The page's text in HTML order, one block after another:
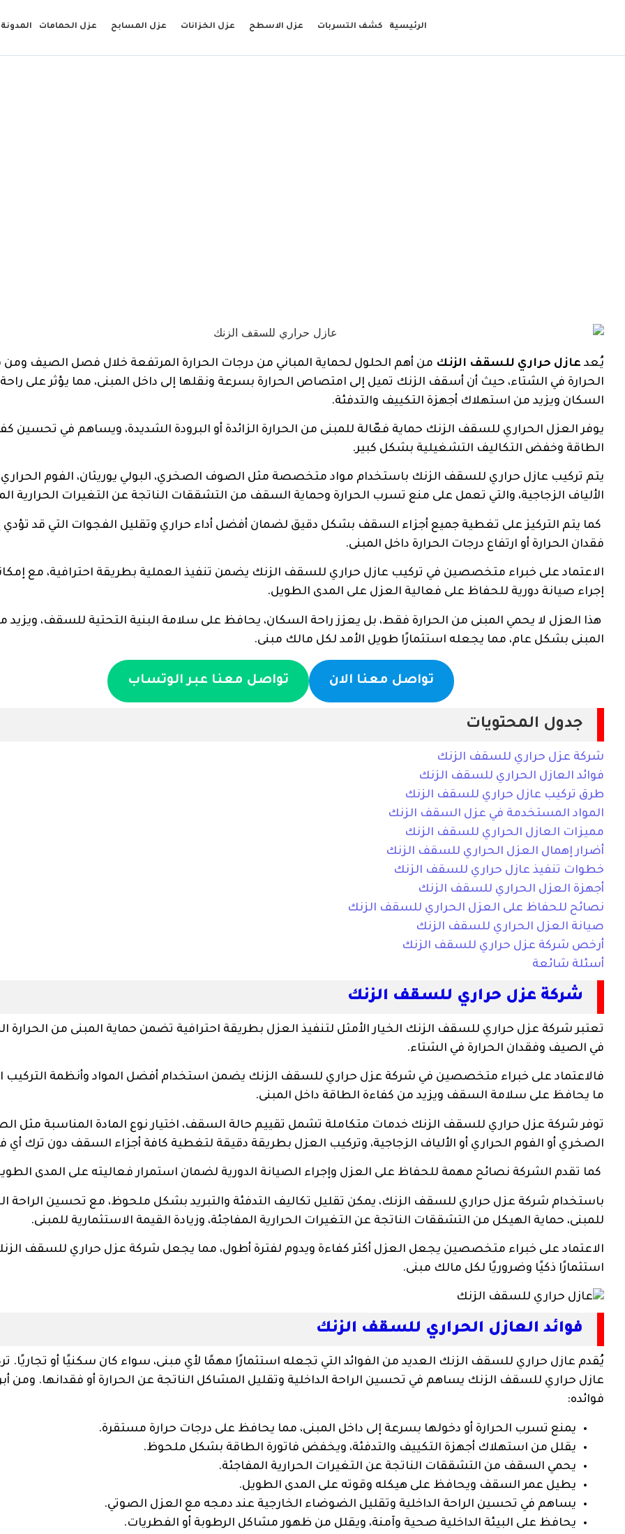
الرئيسية كشف التسربات عزل الاسطح عزل الخزانات عزل المسابح عزل الحمامات المدونة
يُعد عازل حراري للسقف الزنك من أهم الحلول لحماية المباني من درجات الحرارة المرتفعة خلال فصل الصيف ومن
الحرارة في الشتاء، حيث أن أسقف الزنك تميل إلى امتصاص الحرارة بسرعة ونقلها إلى داخل المبنى، مما يؤثر على راحة
السكان ويزيد من استهلاك أجهزة التكييف والتدفئة.
يوفر العزل الحراري للسقف الزنك حماية فعّالة للمبنى من الحرارة الزائدة أو البرودة الشديدة، ويساهم في تحسين
الطاقة وخفض التكاليف التشغيلية بشكل كبير.
يتم تركيب عازل حراري للسقف الزنك باستخدام مواد متخصصة مثل الصوف الصخري، البولي يوريثان، الفوم الحراري،
الألياف الزجاجية، والتي تعمل على منع تسرب الحرارة وحماية السقف من التشققات الناتجة عن التغيرات الحرارية
كما يتم التركيز على تغطية جميع أجزاء السقف بشكل دقيق لضمان أفضل أداء حراري وتقليل الفجوات التي قد تؤدي
فقدان الحرارة أو ارتفاع درجات الحرارة داخل المبنى.
الاعتماد على خبراء متخصصين في تركيب عازل حراري للسقف الزنك يضمن تنفيذ العملية بطريقة احترافية، مع
إجراء صيانة دورية للحفاظ على فعالية العزل على المدى الطويل.
هذا العزل لا يحمي المبنى من الحرارة فقط، بل يعزز راحة السكان، يحافظ على سلامة البنية التحتية للسقف، ويزيد
المبنى بشكل عام، مما يجعله استثمارًا طويل الأمد لكل مالك مبنى.
تواصل معنا الان تواصل معنا عبر الوتساب
جدول المحتويات
شركة عزل حراري للسقف الزنك
فوائد العازل الحراري للسقف الزنك
طرق تركيب عازل حراري للسقف الزنك
المواد المستخدمة في عزل السقف الزنك
مميزات العازل الحراري للسقف الزنك
أضرار إهمال العزل الحراري للسقف الزنك
خطوات تنفيذ عازل حراري للسقف الزنك
أجهزة العزل الحراري للسقف الزنك
نصائح للحفاظ على العزل الحراري للسقف الزنك
صيانة العزل الحراري للسقف الزنك
أرخص شركة عزل حراري للسقف الزنك
أسئلة شائعة
شركة عزل حراري للسقف الزنك
تعتبر شركة عزل حراري للسقف الزنك الخيار الأمثل لتنفيذ العزل بطريقة احترافية تضمن حماية المبنى من الحرارة
في الصيف وفقدان الحرارة في الشتاء.
فالاعتماد على خبراء متخصصين في شركة عزل حراري للسقف الزنك يضمن استخدام أفضل المواد وأنظمة التركيب
ما يحافظ على سلامة السقف ويزيد من كفاءة الطاقة داخل المبنى.
توفر شركة عزل حراري للسقف الزنك خدمات متكاملة تشمل تقييم حالة السقف، اختيار نوع المادة المناسبة مثل
الصخري أو الفوم الحراري أو الألياف الزجاجية، وتركيب العزل بطريقة دقيقة لتغطية كافة أجزاء السقف دون ترك أي
كما تقدم الشركة نصائح مهمة للحفاظ على العزل وإجراء الصيانة الدورية لضمان استمرار فعاليته على المدى
باستخدام شركة عزل حراري للسقف الزنك، يمكن تقليل تكاليف التدفئة والتبريد بشكل ملحوظ، مع تحسين الراحة
للمبنى، حماية الهيكل من التشققات الناتجة عن التغيرات الحرارية المفاجئة، وزيادة القيمة الاستثمارية للمبنى.
الاعتماد على خبراء متخصصين يجعل العزل أكثر كفاءة ويدوم لفترة أطول، مما يجعل شركة عزل حراري للسقف
استثمارًا ذكيًا وضروريًا لكل مالك مبنى.
فوائد العازل الحراري للسقف الزنك
يُقدم عازل حراري للسقف الزنك العديد من الفوائد التي تجعله استثمارًا مهمًا لأي مبنى، سواء كان سكنيًا أو تجاريًا.
عازل حراري للسقف الزنك يساهم في تحسين الراحة الداخلية وتقليل المشاكل الناتجة عن الحرارة أو فقدانها. ومن
فوائده:
يمنع تسرب الحرارة أو دخولها بسرعة إلى داخل المبنى، مما يحافظ على درجات حرارة مستقرة.
يقلل من استهلاك أجهزة التكييف والتدفئة، ويخفض فاتورة الطاقة بشكل ملحوظ.
يحمي السقف من التشققات الناتجة عن التغيرات الحرارية المفاجئة.
يطيل عمر السقف ويحافظ على هيكله وقوته على المدى الطويل.
يساهم في تحسين الراحة الداخلية وتقليل الضوضاء الخارجية عند دمجه مع العزل الصوتي.
يحافظ على البيئة الداخلية صحية وآمنة، ويقلل من ظهور مشاكل الرطوبة أو الفطريات.